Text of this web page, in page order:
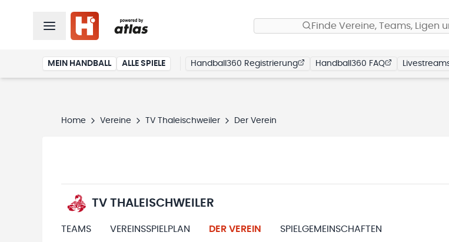
Finde Vereine, Teams, Ligen
MEIN HANDBALL ALLE SPIELE Handball360 Registrierung Handball360 FAQ
Home Vereine TV Thaleischweiler Der Verein
TV THALEISCHWEILER
TEAMS VEREINSSPIELPLAN DER VEREIN SPIELGEMEINSCHAFTEN